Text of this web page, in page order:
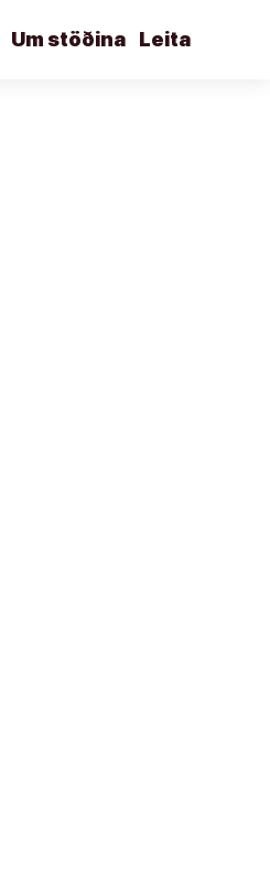
Leita
Um stöðina